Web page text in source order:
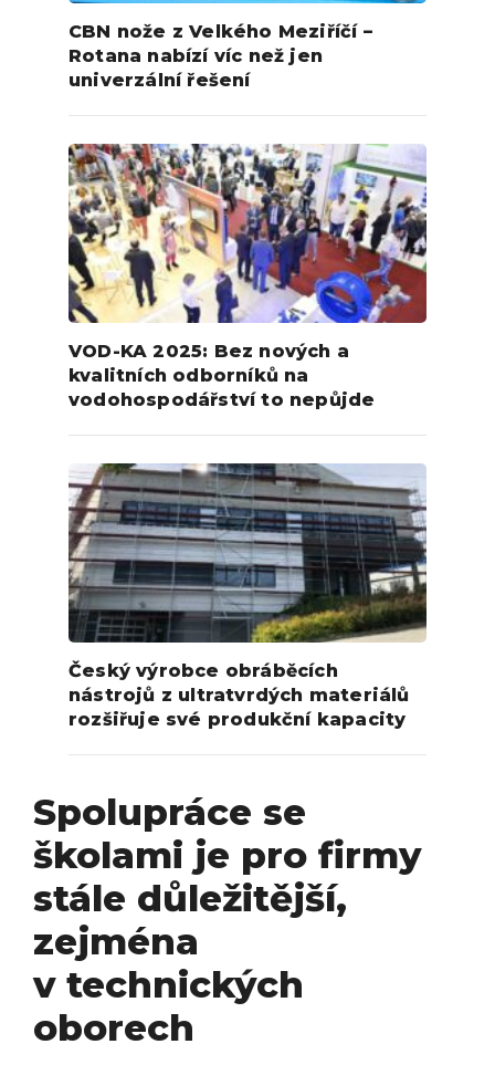
Spolupráce se
školami je pro firmy
stále důležitější,
zejména
v technických
oborech
CBN nože z Velkého Meziříčí –
Rotana nabízí víc než jen
univerzální řešení
VOD-KA 2025: Bez nových a
kvalitních odborníků na
vodohospodářství to nepůjde
Český výrobce obráběcích
nástrojů z ultratvrdých materiálů
rozšiřuje své produkční kapacity